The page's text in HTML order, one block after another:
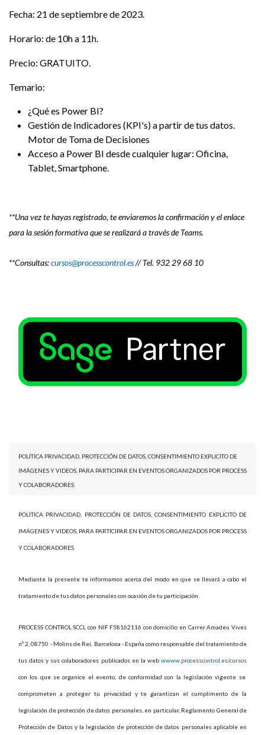
Fecha: 21 de septiembre de 2023.
Horario: de 10h a 11h.
Precio: GRATUITO.
Temario:
¿Qué es Power BI?
Gestión de Indicadores (KPI's) a partir de tus datos.
Motor de Toma de Decisiones
Acceso a Power BI desde cualquier lugar: Oficina,
Tablet, Smartphone.
**Una vez te hayas registrado, te enviaremos la confirmación y el enlace
para la sesión formativa que se realizará a través de Teams.
**Consultas:cursos@processcontrol.es// Tel. 932 29 68 10
POLÍTICA PRIVACIDAD, PROTECCIÓN DE DATOS, CONSENTIMIENTO EXPLICITO DE
IMÁGENES Y VIDEOS, PARA PARTICIPAR EN EVENTOS ORGANIZADOS POR PROCESS
Y COLABORADORES
POLÍTICA PRIVACIDAD, PROTECCIÓN DE DATOS, CONSENTIMIENTO EXPLICITO DE
IMÁGENES Y VIDEOS, PARA PARTICIPAR EN EVENTOS ORGANIZADOS POR PROCESS
Y COLABORADORES
Mediante la presente te informamos acerca del modo en que se llevará a cabo el
tratamiento de tus datos personales con ocasión de tu participación.
PROCESS CONTROL SCCL con NIF F58162116 con domicilio en Carrer Amadeu Vives
nº 2, 08750 - Molins de Rei, Barcelona - España como responsable del tratamiento de
tus datos y sus colaboradores publicados en la web wwww.processcontrol.es/cursos
con los que se organice el evento, de conformidad con la legislación vigente se
comprometen a proteger tu privacidad y te garantizan el cumplimento de la
legislación de protección de datos personales, en particular, Reglamento General de
Protección de Datos y la legislación de protección de datos personales aplicable en